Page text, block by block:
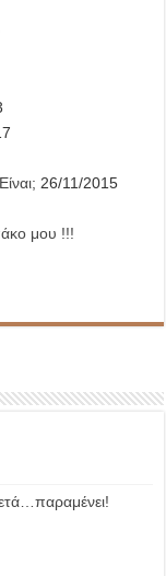
26/11/2015
μου !!!